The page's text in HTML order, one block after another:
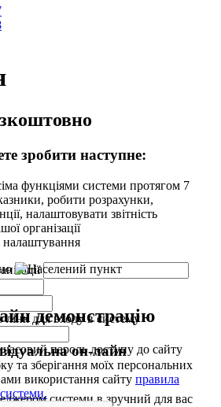
зробити наступне:
функціями системи протягом 7
робити розрахунки,
налаштовувати звітність
організації
налаштування
для входу в систему
пароль доступу до сайту
та зберігання моїх персональних
використання сайту правила
демонстрацію
он-лайн
системи в зручний для вас